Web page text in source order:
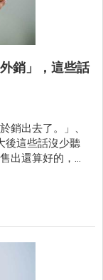
銷」，這些話
銷出去了。」、
後這些話沒少聽
出還算好的，
念，除了存在於
存在我屬於的